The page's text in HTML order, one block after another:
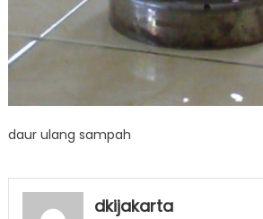
daur ulang sampah
dkijakarta